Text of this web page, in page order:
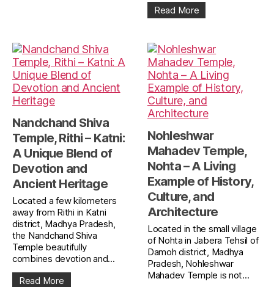
Read More
Nandchand Shiva
Temple, Rithi – Katni:
A Unique Blend of
Devotion and
Ancient Heritage
Located a few kilometers
away from Rithi in Katni
district, Madhya Pradesh,
the Nandchand Shiva
Temple beautifully
combines devotion and...
Read More
Nohleshwar
Mahadev Temple,
Nohta – A Living
Example of History,
Culture, and
Architecture
Located in the small village
of Nohta in Jabera Tehsil of
Damoh district, Madhya
Pradesh, Nohleshwar
Mahadev Temple is not...